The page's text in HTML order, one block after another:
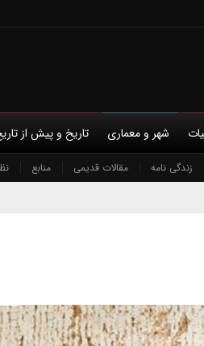
حریم خصوصی
شهر و معماری تاریخ و پیش از
زندگی نامه مقالات قدیمی منابع